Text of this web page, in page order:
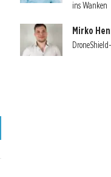
ins Wanken
Mirko